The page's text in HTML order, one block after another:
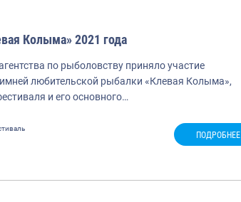
Колыма» 2021 года
по рыболовству приняло участие
любительской рыбалки «Клевая Колыма»,
и его основного…
ПОДРОБНЕЕ